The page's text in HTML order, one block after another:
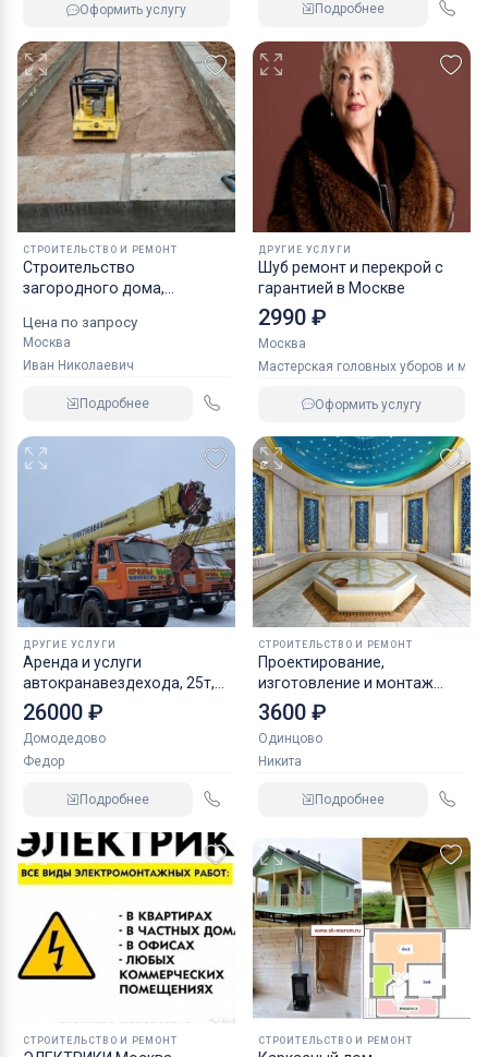
Оформить услугу Подробнее
СТРОИТЕЛЬСТВО И РЕМОНТ
Строительство
загородного дома,
Цена по запросу
Москва
Иван Николаевич
Подробнее
ДРУГИЕ УСЛУГИ
Шуб ремонт и перекрой с
гарантией в Москве
2990 ₽
Москва
Мастерская головных уборов и
Оформить услугу
ДРУГИЕ УСЛУГИ
Аренда и услуги
автокранавездехода, 25т,
33м, с гуськом 9м
26000 ₽
Домодедово
Федор
Подробнее
СТРОИТЕЛЬСТВО И РЕМОНТ
Проектирование,
изготовление и монтаж
изделий из камня
3600 ₽
Одинцово
Никита
Подробнее
СТРОИТЕЛЬСТВО И РЕМОНТ СТРОИТЕЛЬСТВО И РЕМОНТ